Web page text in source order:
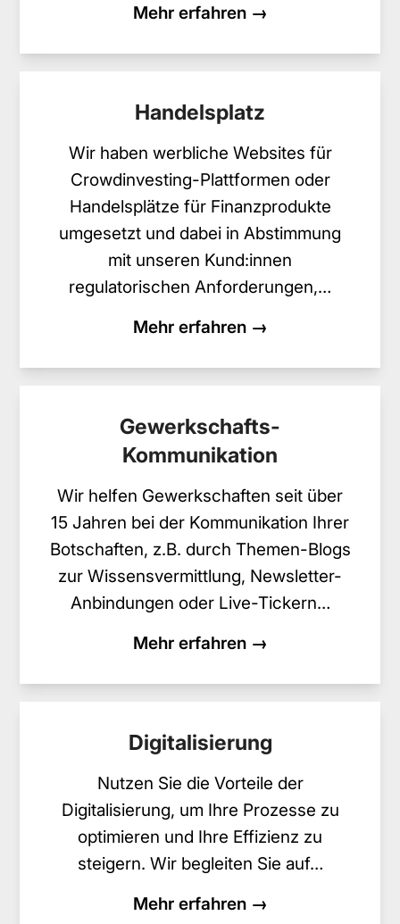
Mehr erfahren →
Handelsplatz
Wir haben werbliche Websites für
Crowdinvesting-Plattformen oder
Handelsplätze für Finanzprodukte
umgesetzt und dabei in Abstimmung
mit unseren Kund:innen
regulatorischen Anforderungen,…
Mehr erfahren →
Gewerkschafts-
Kommunikation
Wir helfen Gewerkschaften seit über
15 Jahren bei der Kommunikation Ihrer
Botschaften, z.B. durch Themen-Blogs
zur Wissensvermittlung, Newsletter-
Anbindungen oder Live-Tickern…
Mehr erfahren →
Digitalisierung
Nutzen Sie die Vorteile der
Digitalisierung, um Ihre Prozesse zu
optimieren und Ihre Effizienz zu
steigern. Wir begleiten Sie auf…
Mehr erfahren →